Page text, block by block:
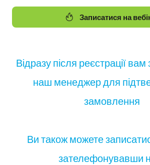
Записатися на
Відразу після реєстрації
наш менеджер для
замовлення
Ви також можете
зателефонувавши